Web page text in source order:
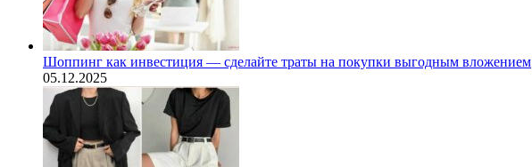
Шоппинг как инвестиция — сделайте траты на покупки выгодным вложением
05.12.2025